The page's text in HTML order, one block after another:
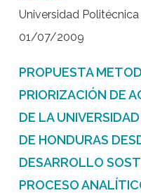
Universidad Politécnica
01/07/2009
PROPUESTA
PRIORIZACIÓN DE
DE LA
DE HONDURAS
DESARROLLO
PROCESO